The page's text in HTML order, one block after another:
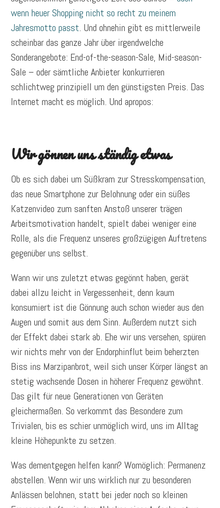
wenn heuer Shopping nicht so recht zu meinem
Jahresmotto passt. Und ohnehin gibt es mittlerweile
scheinbar das ganze Jahr über irgendwelche
Sonderangebote: End-of-the-season-Sale, Mid-season-
Sale – oder sämtliche Anbieter konkurrieren
schlichtweg prinzipiell um den günstigsten Preis. Das
Internet macht es möglich. Und apropos:
Wir gönnen uns ständig etwas
Ob es sich dabei um Süßkram zur Stresskompensation,
das neue Smartphone zur Belohnung oder ein süßes
Katzenvideo zum sanften Anstoß unserer trägen
Arbeitsmotivation handelt, spielt dabei weniger eine
Rolle, als die Frequenz unseres großzügigen Auftretens
gegenüber uns selbst.
Wann wir uns zuletzt etwas gegönnt haben, gerät
dabei allzu leicht in Vergessenheit, denn kaum
konsumiert ist die Gönnung auch schon wieder aus den
Augen und somit aus dem Sinn. Außerdem nutzt sich
der Effekt dabei stark ab. Ehe wir uns versehen, spüren
wir nichts mehr von der Endorphinflut beim beherzten
Biss ins Marzipanbrot, weil sich unser Körper längst an
stetig wachsende Dosen in höherer Frequenz gewöhnt.
Das gilt für neue Generationen von Geräten
gleichermaßen. So verkommt das Besondere zum
Trivialen, bis es schier unmöglich wird, uns im Alltag
kleine Höhepunkte zu setzen.
Was dementgegen helfen kann? Womöglich: Permanenz
abstellen. Wenn wir uns wirklich nur zu besonderen
Anlässen belohnen, statt bei jeder noch so kleinen